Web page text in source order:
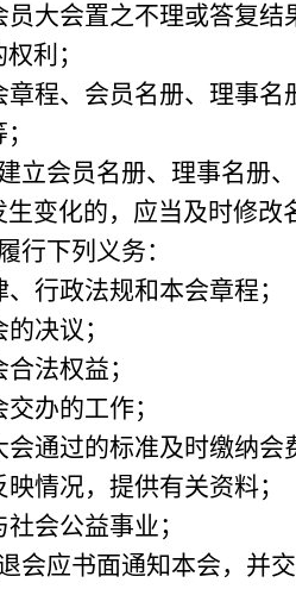
员大会置之不理或答复
利；
章程、会员名册、理事
立会员名册、理事名册
变化的，应当及时修改
行下列义务：
、行政法规和本会章程；
决议；
法权益；
交办的工作；
会通过的标准及时缴纳会
映情况，提供有关资料；
社会公益事业；
会应书面通知本会，并